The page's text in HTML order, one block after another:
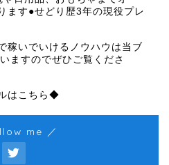
ます●せどり歴3年の現役プレ
稼いでいけるノウハウは当ブ
ますのでぜひご覧くださ
はこちら◆
me ／